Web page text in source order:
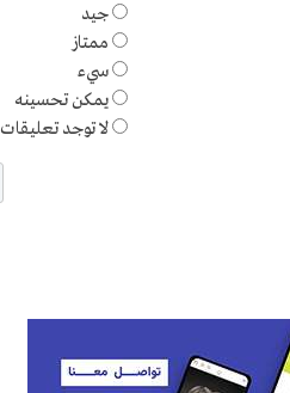
جيد
ممتاز
سيء
يمكن تحسينه
لا توجد تعليقات